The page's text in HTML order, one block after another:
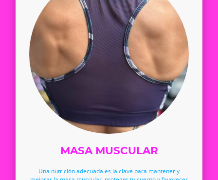
MASA MUSCULAR
Una nutrición adecuada es la clave para mantener y